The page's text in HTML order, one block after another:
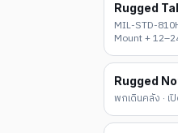
Rugged
MIL-STD-
Mount +
Rugged
พกเดินคลัง · เ